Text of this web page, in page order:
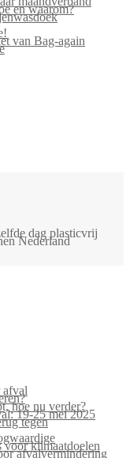
en waarom?
van Bag-again
dag plasticvrij
Nederland
afval
hoe nu verder?
19-25 mei 2025
tegen
klimaatdoelen
afvalvermindering